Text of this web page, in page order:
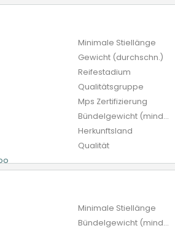
Minimale Stiellänge
Gewicht (durchschn.)
Reifestadium
Qualitätsgruppe
Mps Zertifizierung
Bündelgewicht (mindestens)
Herkunftsland
Qualität
Minimale Stiellänge
Bündelgewicht (mindestens)